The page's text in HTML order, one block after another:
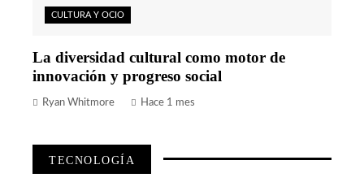
CULTURA Y OCIO
La diversidad cultural como motor de
innovación y progreso social
Ryan Whitmore Hace 1 mes
TECNOLOGÍA